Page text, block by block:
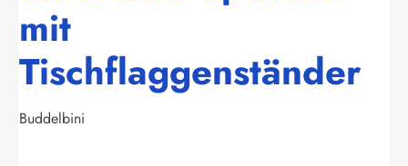
mit
Tischflaggenständer
Buddelbini